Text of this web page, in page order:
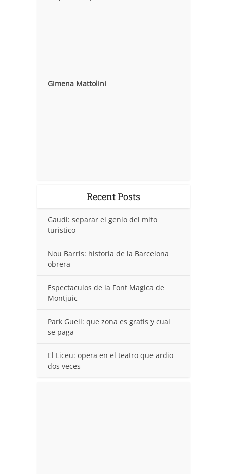
Gimena Mattolini
Recent Posts
Gaudi: separar el genio del mito
turistico
Nou Barris: historia de la Barcelona
obrera
Espectaculos de la Font Magica de
Montjuic
Park Guell: que zona es gratis y cual
se paga
El Liceu: opera en el teatro que ardio
dos veces